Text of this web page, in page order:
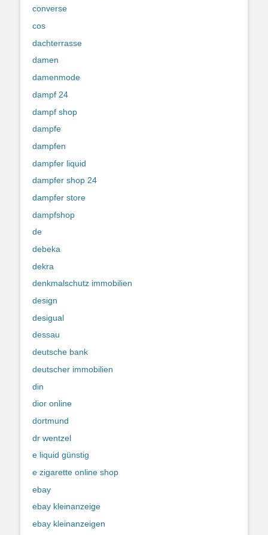
converse
cos
dachterrasse
damen
damenmode
dampf 24
dampf shop
dampfe
dampfen
dampfer liquid
dampfer shop 24
dampfer store
dampfshop
de
debeka
dekra
denkmalschutz immobilien
design
desigual
dessau
deutsche bank
deutscher immobilien
din
dior online
dortmund
dr wentzel
e liquid günstig
e zigarette online shop
ebay
ebay kleinanzeige
ebay kleinanzeigen